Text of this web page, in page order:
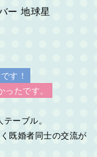
ー 地球星
す！
たです。
ーブル。
既婚者同士の交流が